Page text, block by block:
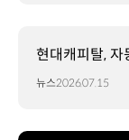
현대캐피탈, 자
뉴스2026.07.15